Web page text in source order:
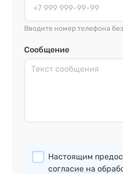
Вводите номер телефона
Сообщение
Настоящим
согласие на